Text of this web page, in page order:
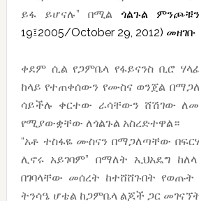
ይፋ ይሆናሉ” በሚል ጎልጉል
19፤2005/October 29, 2012)
ቀደም ሲል የጋምቤላ የፋይናንስ ቢሮ
ከላይ የተጠቀሰውን የሙስና ወንጀል
ሳይችሉ ቀርተው ራሳቸውን ሸሽገው
የሚያውቋቸው ለጎልጉል አስረድተዋል።
“አቶ ተስፋዬ ሙስናን በማጋለጣቸው
ሊኖሩ አይገባም” በማለት ኢህአዴግ
በገባላቸው መሰረት ከተሸሸጉበት
ትንሳዔ ሆቴል ከጋምቤላ ልጆች ጋር